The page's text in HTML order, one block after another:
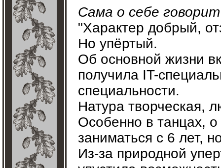
Сама о себе
"Характер добрый,
Но упёртый.
Об основной жизни
получила IT-
специальности.
Натура творческая,
Особенно в танцах,
заниматься с 6 лет,
Из-за природной